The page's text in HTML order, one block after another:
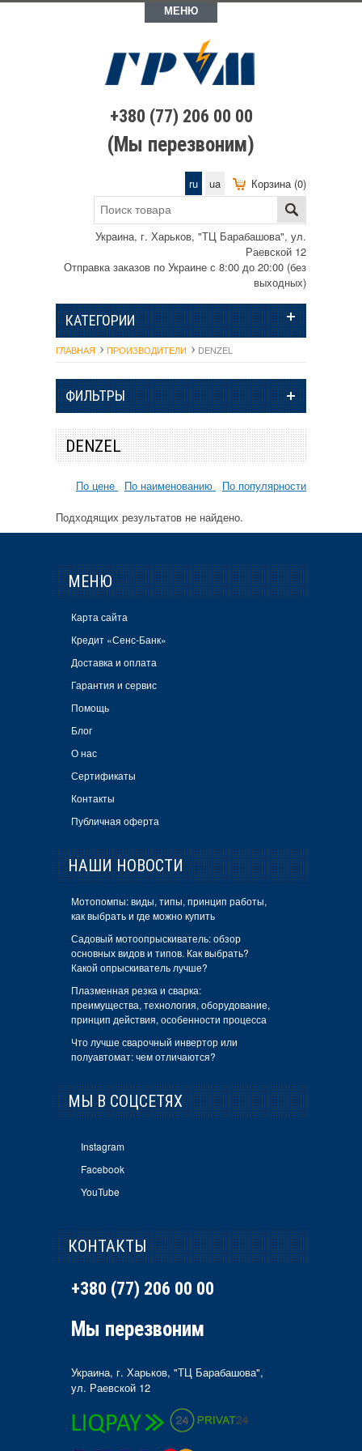
МЕНЮ
+380 (77) 206 00 00
(Мы перезвоним)
Корзина (0)
ru ua
Украина, г. Харьков, "ТЦ Барабашова", ул.
Раевской 12
Отправка заказов по Украине с 8:00 до 20:00 (без
выходных)
КАТЕГОРИИ
ГЛАВНАЯ ПРОИЗВОДИТЕЛИ DENZEL
ФИЛЬТРЫ
DENZEL
По цене По наименованию По популярности
Подходящих результатов не найдено.
МЕНЮ
Карта сайта
Кредит «Сенс-Банк»
Доставка и оплата
Гарантия и сервис
Помощь
Блог
О нас
Сертификаты
Контакты
Публичная оферта
НАШИ НОВОСТИ
Мотопомпы: виды, типы, принцип работы,
как выбрать и где можно купить
Садовый мотоопрыскиватель: обзор
основных видов и типов. Как выбрать?
Какой опрыскиватель лучше?
Плазменная резка и сварка:
преимущества, технология, оборудование,
принцип действия, особенности процесса
Что лучше сварочный инвертор или
полуавтомат: чем отличаются?
МЫ В СОЦСЕТЯХ
Instagram
Facebook
YouTube
КОНТАКТЫ
+380 (77) 206 00 00
Мы перезвоним
Украина, г. Харьков, "ТЦ Барабашова",
ул. Раевской 12